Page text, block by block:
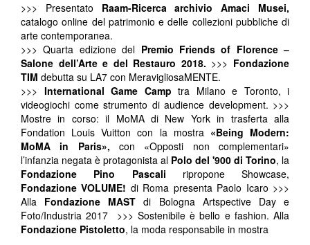
>>> Presentato Raam-Ricerca archivio Amaci Musei,
catalogo online del patrimonio e delle collezioni pubbliche di
arte contemporanea.
>>> Quarta edizione del Premio Friends of Florence –
Salone dell’Arte e del Restauro 2018. >>> Fondazione
TIM debutta su LA7 con MeravigliosaMENTE.
>>> International Game Camp tra Milano e Toronto, i
videogiochi come strumento di audience development. >>>
Mostre in corso: il MoMA di New York in trasferta alla
Fondation Louis Vuitton con la mostra «Being Modern:
MoMA in Paris», con «Opposti non complementari»
l’infanzia negata è protagonista al Polo del '900 di Torino, la
Fondazione Pino Pascali ripropone Showcase,
Fondazione VOLUME! di Roma presenta Paolo Icaro >>>
Alla Fondazione MAST di Bologna Artspective Day e
Foto/Industria 2017 >>> Sostenibile è bello e fashion. Alla
Fondazione Pistoletto, la moda responsabile in mostra